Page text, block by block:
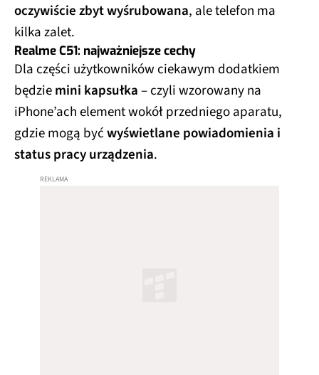
oczywiście zbyt wyśrubowana, ale telefon ma
kilka zalet.
Realme C51: najważniejsze cechy
Dla części użytkowników ciekawym dodatkiem
będziemini kapsułka– czyli wzorowany na
iPhone’ach element wokół przedniego aparatu,
gdzie mogą byćwyświetlane powiadomienia i
status pracy urządzenia.